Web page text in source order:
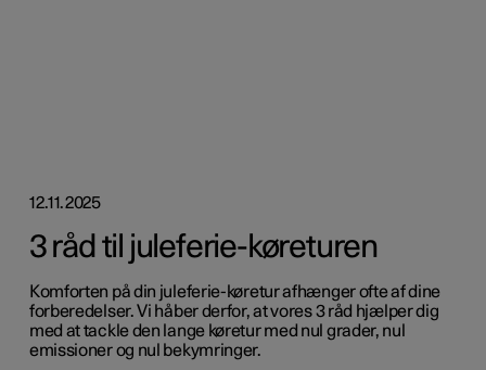
12.11.2025
3 råd til juleferie-køreturen
Komforten på din juleferie-køretur afhænger ofte af dine
forberedelser. Vi håber derfor, at vores 3 råd hjælper dig
med at tackle den lange køretur med nul grader, nul
emissioner og nul bekymringer.